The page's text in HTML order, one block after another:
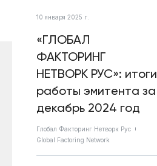
10 января 2025 г.
«ГЛОБАЛ
ФАКТОРИНГ
НЕТВОРК РУС»: итоги
работы эмитента за
декабрь 2024 год
Глобал Факторинг Нетворк Рус
Global Factoring Network